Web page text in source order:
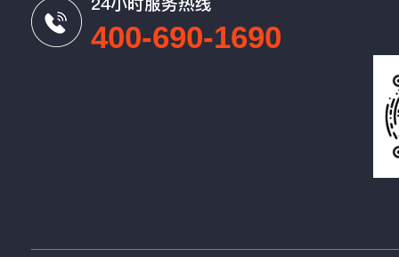
400-690-1690